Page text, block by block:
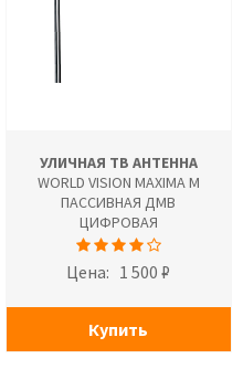
УЛИЧНАЯ ТВ АНТЕННА
WORLD VISION MAXIMA M
ПАССИВНАЯ ДМВ
ЦИФРОВАЯ
Цена: 1 500 ₽
Купить